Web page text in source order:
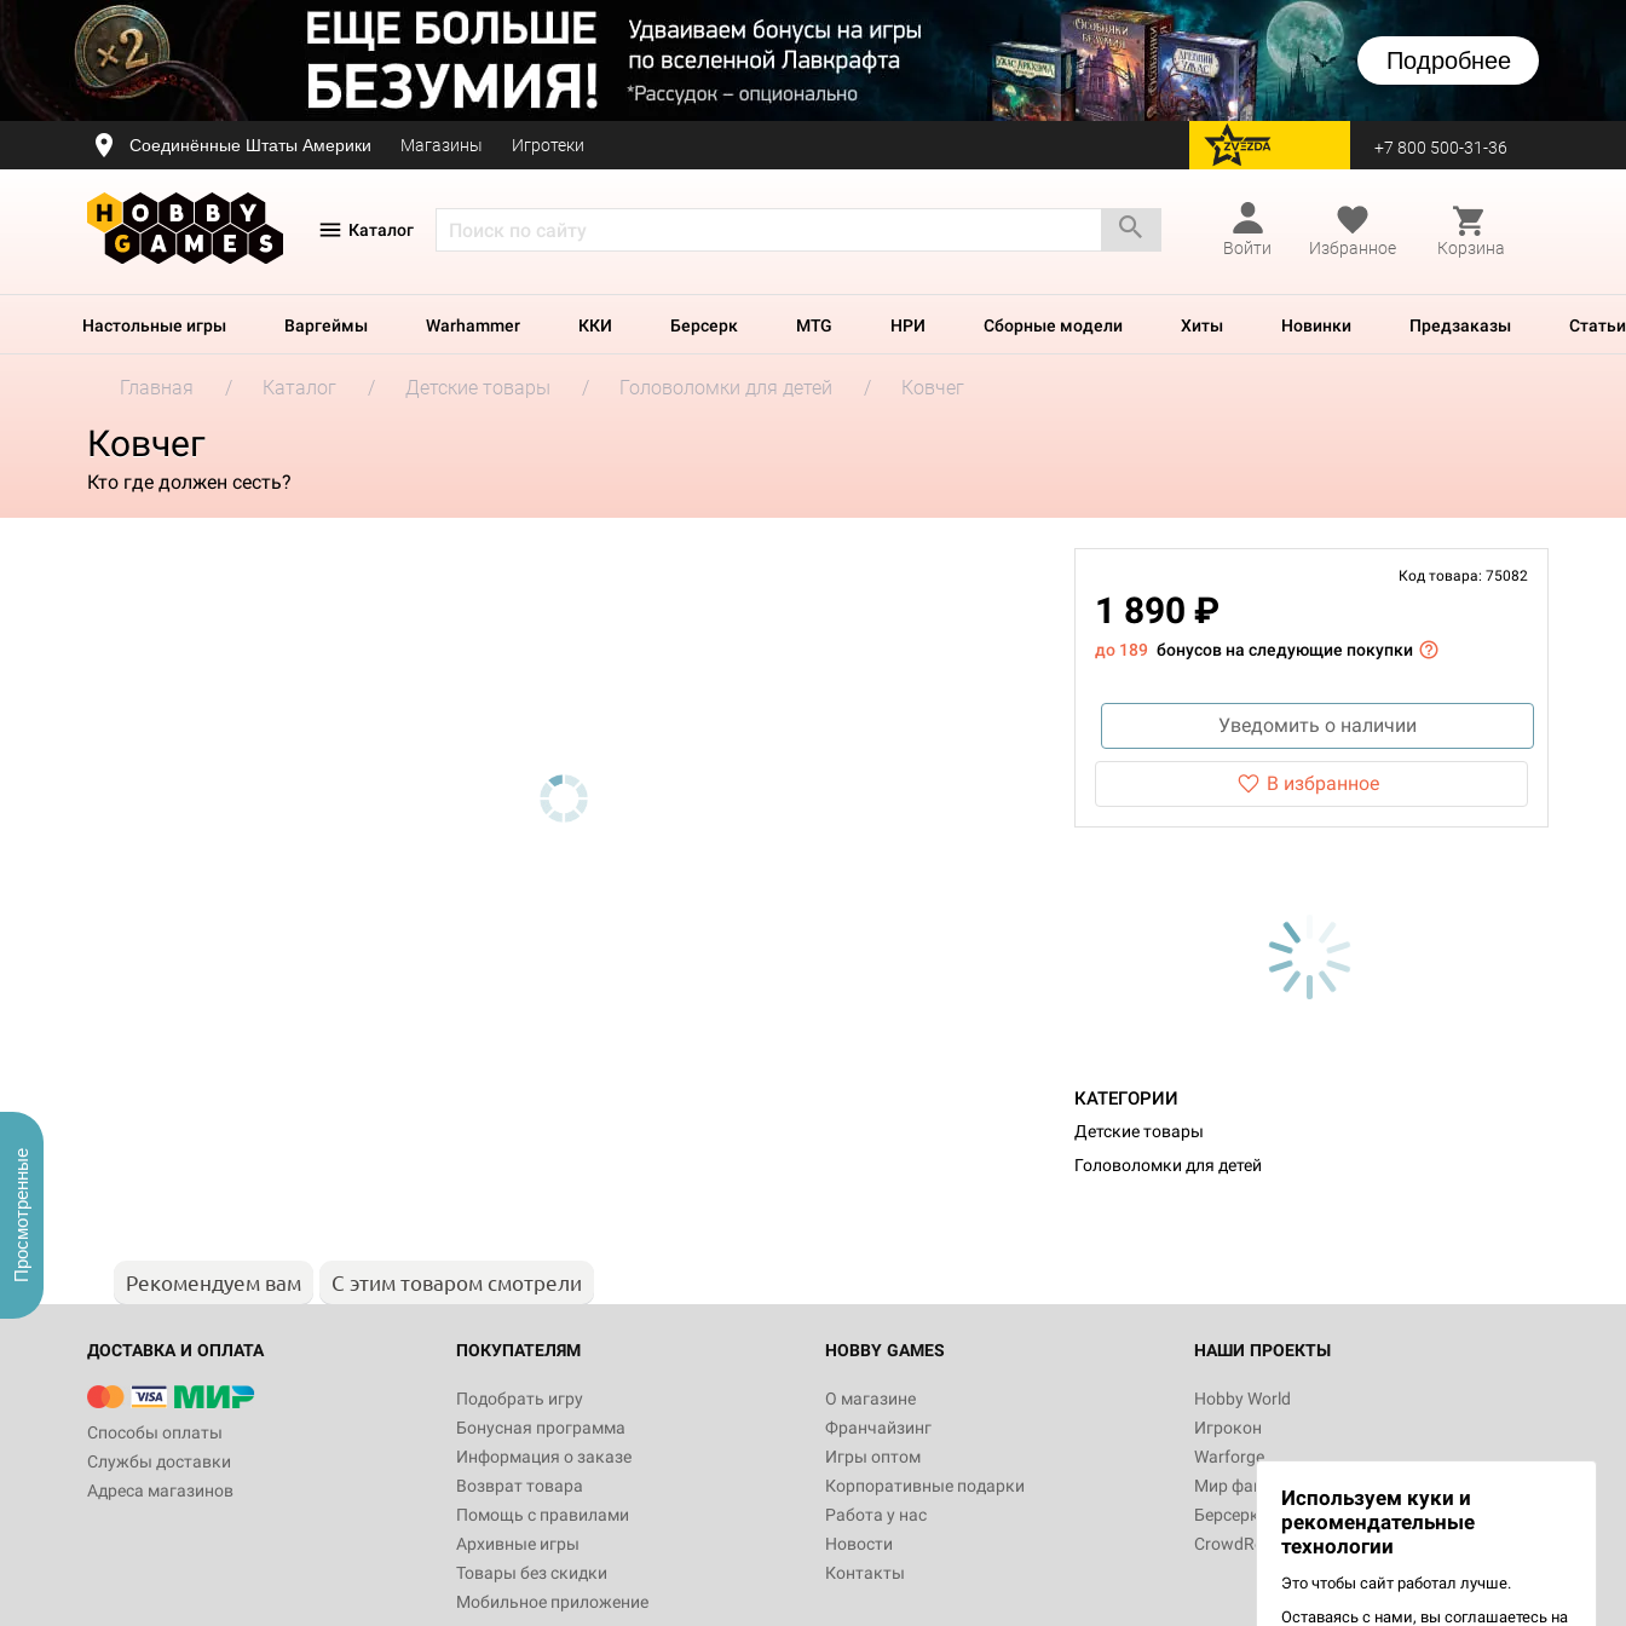
Подробнее
Соединённые Штаты Америки Магазины Игротеки перейти на Zvezda +7 800 500-31-36
Каталог
Войти
Избранное Корзина
Настольные игры Варгеймы Warhammer ККИ Берсерк MTG НРИ Сборные модели Хиты Новинки Предзаказы Статьи
Главная Каталог Детские товары Головоломки для детей Ковчег
Ковчег
Кто где должен сесть?
Код товара: 75082
1 890 ₽
до 189 бонусов на следующие покупки
Уведомить о наличии
В избранное
КАТЕГОРИИ
Детские товары
Головоломки для детей
Рекомендуем вам С этим товаром смотрели
ДОСТАВКА И ОПЛАТА
Способы оплаты
Службы доставки
Адреса магазинов
ПОКУПАТЕЛЯМ
Подобрать игру
Бонусная программа
Информация о заказе
Возврат товара
Помощь с правилами
Архивные игры
Товары без скидки
Мобильное приложение
HOBBY GAMES
О магазине
Франчайзинг
Игры оптом
Корпоративные подарки
Работа у нас
Новости
Контакты
НАШИ ПРОЕКТЫ
Hobby World
Игрокон
Warforge
Мир фантастики
Берсерк
CrowdRepublic
Используем куки и
рекомендательные
технологии
Это чтобы сайт работал лучше.
Оставаясь с нами, вы соглашаетесь на
Просмотренные
Настольная игра Hobby World Монстры
Белая смерть
12 990
Настольная игра Hobby World Берсерк.
3 490